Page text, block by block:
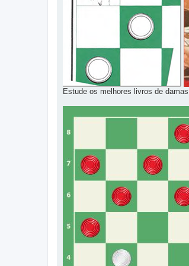
Estude os melhores livros de